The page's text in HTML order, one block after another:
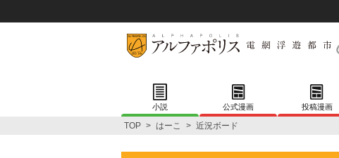
小説 公式漫画 投稿漫画
TOP > はーこ > 近況ボード